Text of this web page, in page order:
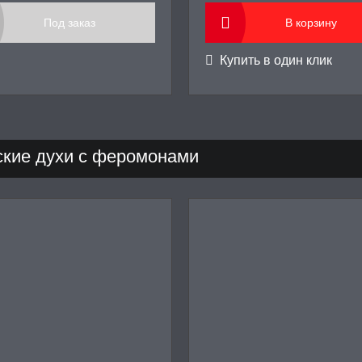
Под заказ В корзину
Купить в один клик
духи с феромонами